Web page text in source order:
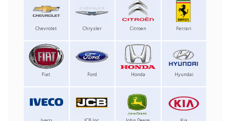
Chevrolet Chrysler Citroen Ferrari
Fiat Ford Honda Hyundai